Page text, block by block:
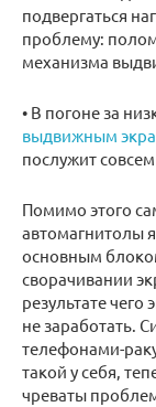
подвергаться
проблему:
механизма
• В погоне за
выдвижным
послужит
Помимо этого
автомагнитолы
основным
сворачивании
результате
не заработать.
телефонами-
такой у себя,
чреваты